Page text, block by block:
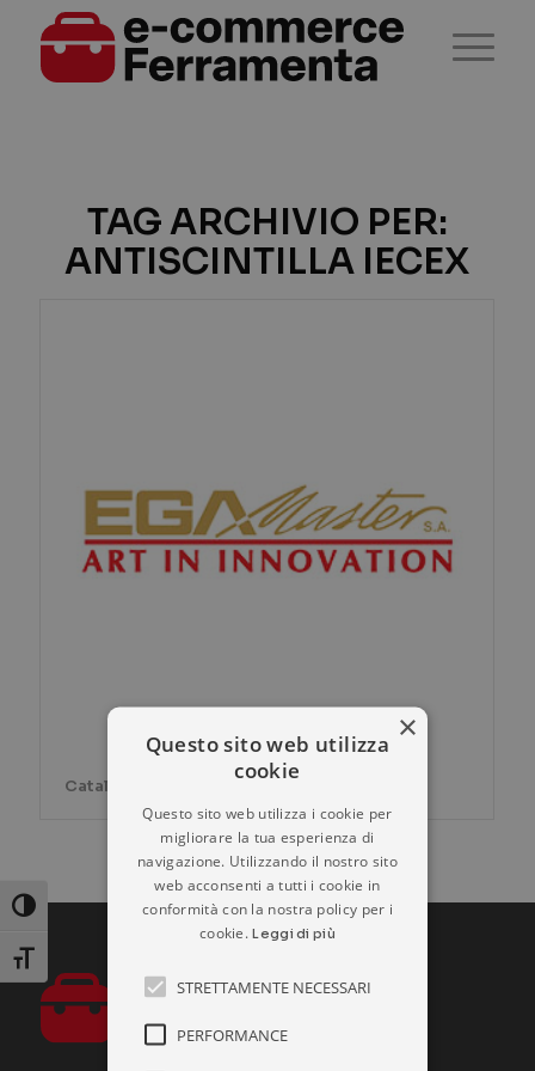
Attiva/disattiva alto contrasto
Attiva/disattiva dimensione testo
TAG ARCHIVIO PER:
ANTISCINTILLA IECEX
Catalogo prodotti EGA MASTER
×
Questo sito web utilizza
cookie
Questo sito web utilizza i cookie per
migliorare la tua esperienza di
navigazione. Utilizzando il nostro sito
web acconsenti a tutti i cookie in
conformità con la nostra policy per i
cookie.Leggi di più
STRETTAMENTE NECESSARI
PERFORMANCE